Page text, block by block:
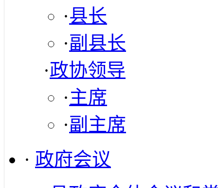
·县长
·副县长
·政协领导
·主席
·副主席
· 政府会议